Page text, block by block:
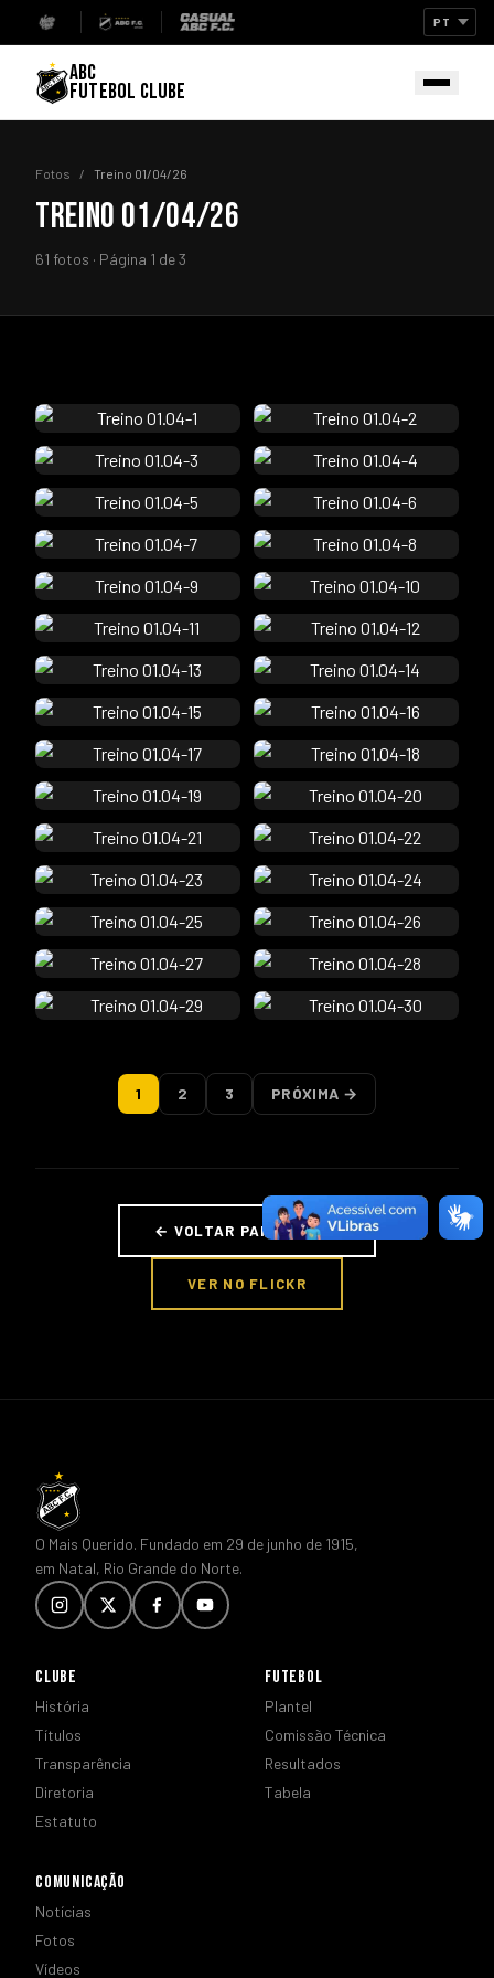
ABC
FUTEBOL CLUBE
Fotos / Treino 01/04/26
TREINO 01/04/26
61 fotos · Página 1 de 3
1 2 3 PRÓXIMA →
← VOLTAR PARA FOTOS
VER NO FLICKR
O Mais Querido. Fundado em 29 de junho de 1915,
em Natal, Rio Grande do Norte.
CLUBE
História
Títulos
Transparência
Diretoria
Estatuto
FUTEBOL
Plantel
Comissão Técnica
Resultados
Tabela
COMUNICAÇÃO
Notícias
Fotos
Vídeos